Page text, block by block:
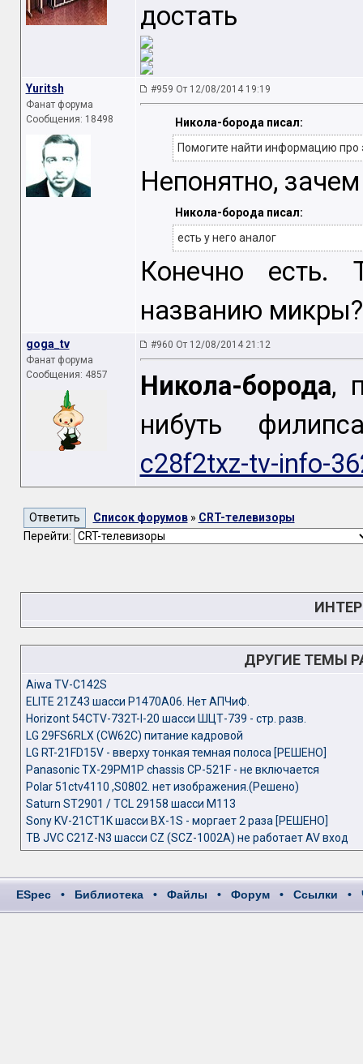
достать
Yuritsh
Фанат форума
Сообщения: 18498
#959 От 12/08/2014 19:19
Никола-борода писал:
Помогите найти информацию про
Непонятно,
Никола-борода писал:
есть у него аналог
Конечно есть.
названию микры?
goga_tv
Фанат форума
Сообщения: 4857
#960 От 12/08/2014 21:12
Никола-борода,
нибуть
c28f2txz-tv-info-
Список форумов» CRT-телевизоры
Перейти:
ДРУГИЕ ТЕМЫ
Aiwa TV-C142S
ELITE 21Z43 шасси P1470A06. Нет АПЧиФ.
Horizont 54CTV-732T-I-20 шасси ШЦТ-739 - стр. разв.
LG 29FS6RLX (CW62C) питание кадровой
LG RT-21FD15V - вверху тонкая темная полоса [РЕШЕНО]
Panasonic TX-29PM1P chassis CP-521F - не включается
Polar 51ctv4110 ,S0802. нет изображения.(Решено)
Saturn ST2901 / TCL 29158 шасси M113
Sony KV-21CT1K шасси BX-1S - моргает 2 раза [РЕШЕНО]
ТВ JVC C21Z-N3 шасси CZ (SCZ-1002A) не работает AV вход
ESpec • Библиотека • Файлы • Форум • Ссылки •